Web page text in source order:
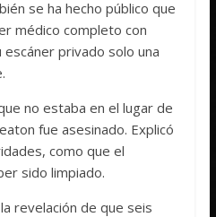
se ha hecho público que
médico completo con
privado solo una
no estaba en el lugar de
fue asesinado. Explicó
como que el
sido limpiado.
revelación de que seis